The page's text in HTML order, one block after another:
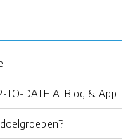
DATE AI Blog & App